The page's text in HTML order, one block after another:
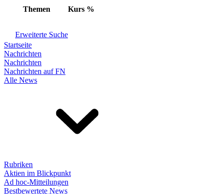
Themen Kurs %
Erweiterte Suche
Startseite
Nachrichten
Nachrichten
Nachrichten auf FN
Alle News
Rubriken
Aktien im Blickpunkt
Ad hoc-Mitteilungen
Bestbewertete News